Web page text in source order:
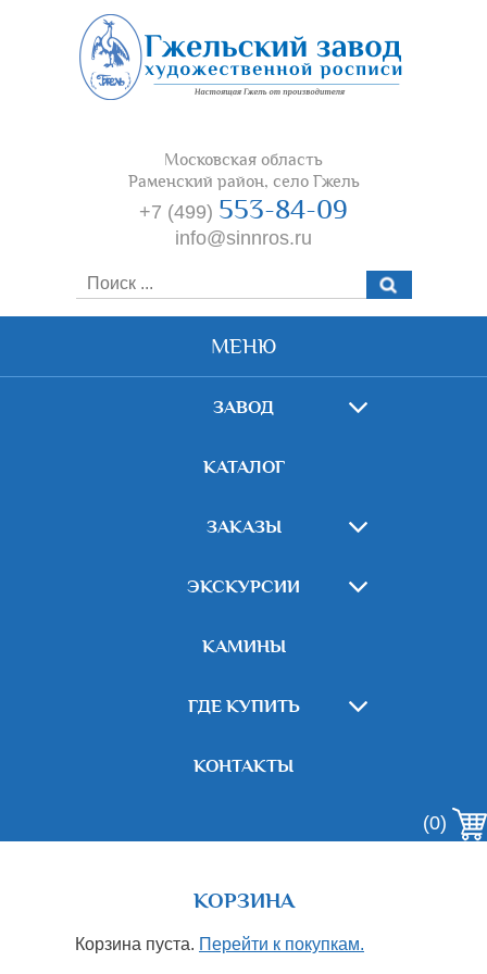
Московская область
Раменский район, село Гжель
+7 (499) 553-84-09
info@sinnros.ru
МЕНЮ
ЗАВОД
КАТАЛОГ
ЗАКАЗЫ
ЭКСКУРСИИ
КАМИНЫ
ГДЕ КУПИТЬ
КОНТАКТЫ
(0)
КОРЗИНА
Корзина пуста. Перейти к покупкам.